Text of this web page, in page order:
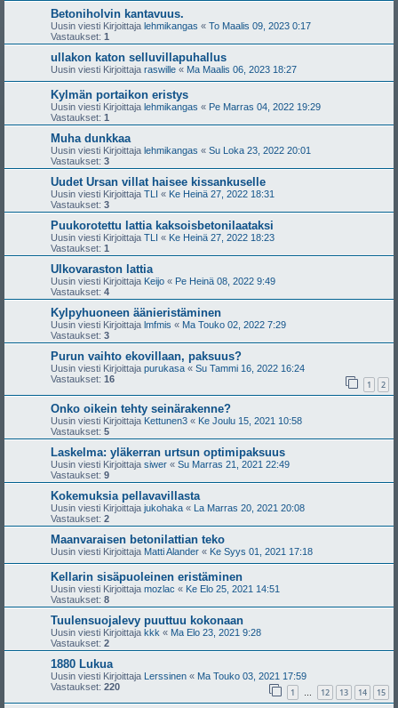
Betoniholvin kantavuus.
Uusin viesti Kirjoittaja lehmikangas « To Maalis 09, 2023 0:17
Vastaukset: 1
ullakon katon selluvillapuhallus
Uusin viesti Kirjoittaja raswille « Ma Maalis 06, 2023 18:27
Kylmän portaikon eristys
Uusin viesti Kirjoittaja lehmikangas « Pe Marras 04, 2022 19:29
Vastaukset: 1
Muha dunkkaa
Uusin viesti Kirjoittaja lehmikangas « Su Loka 23, 2022 20:01
Vastaukset: 3
Uudet Ursan villat haisee kissankuselle
Uusin viesti Kirjoittaja TLI « Ke Heinä 27, 2022 18:31
Vastaukset: 3
Puukorotettu lattia kaksoisbetonilaataksi
Uusin viesti Kirjoittaja TLI « Ke Heinä 27, 2022 18:23
Vastaukset: 1
Ulkovaraston lattia
Uusin viesti Kirjoittaja Keijo « Pe Heinä 08, 2022 9:49
Vastaukset: 4
Kylpyhuoneen äänieristäminen
Uusin viesti Kirjoittaja lmfmis « Ma Touko 02, 2022 7:29
Vastaukset: 3
Purun vaihto ekovillaan, paksuus?
Uusin viesti Kirjoittaja purukasa « Su Tammi 16, 2022 16:24
Vastaukset: 16 1 2
Onko oikein tehty seinärakenne?
Uusin viesti Kirjoittaja Kettunen3 « Ke Joulu 15, 2021 10:58
Vastaukset: 5
Laskelma: yläkerran urtsun optimipaksuus
Uusin viesti Kirjoittaja siwer « Su Marras 21, 2021 22:49
Vastaukset: 9
Kokemuksia pellavavillasta
Uusin viesti Kirjoittaja jukohaka « La Marras 20, 2021 20:08
Vastaukset: 2
Maanvaraisen betonilattian teko
Uusin viesti Kirjoittaja Matti Alander « Ke Syys 01, 2021 17:18
Kellarin sisäpuoleinen eristäminen
Uusin viesti Kirjoittaja mozlac « Ke Elo 25, 2021 14:51
Vastaukset: 8
Tuulensuojalevy puuttuu kokonaan
Uusin viesti Kirjoittaja kkk « Ma Elo 23, 2021 9:28
Vastaukset: 2
1880 Lukua
Uusin viesti Kirjoittaja Lerssinen « Ma Touko 03, 2021 17:59
Vastaukset: 220 1 … 12 13 14 15